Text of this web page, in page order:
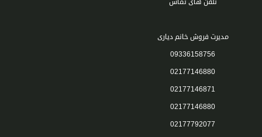
تلفن های تماس
مدیرت فروش خانم دیاری
09336158756
02177146880
02177146871
02177146880
02177792077